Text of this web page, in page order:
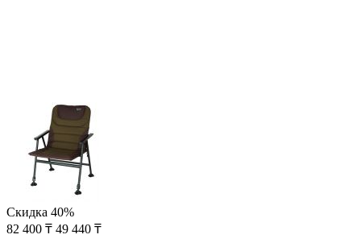
Скидка 40%
82 400 ₸ 49 440 ₸